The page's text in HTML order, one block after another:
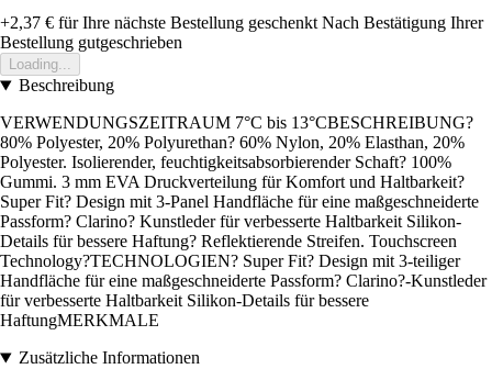
+2,37 € für Ihre nächste Bestellung geschenkt Nach Bestätigung Ihrer
Bestellung gutgeschrieben
Loading...
Beschreibung
VERWENDUNGSZEITRAUM 7°C bis 13°CBESCHREIBUNG?
80% Polyester, 20% Polyurethan? 60% Nylon, 20% Elasthan, 20%
Polyester. Isolierender, feuchtigkeitsabsorbierender Schaft? 100%
Gummi. 3 mm EVA Druckverteilung für Komfort und Haltbarkeit?
Super Fit? Design mit 3-Panel Handfläche für eine maßgeschneiderte
Passform? Clarino? Kunstleder für verbesserte Haltbarkeit Silikon-
Details für bessere Haftung? Reflektierende Streifen. Touchscreen
Technology?TECHNOLOGIEN? Super Fit? Design mit 3-teiliger
Handfläche für eine maßgeschneiderte Passform? Clarino?-Kunstleder
für verbesserte Haltbarkeit Silikon-Details für bessere
HaftungMERKMALE
Zusätzliche Informationen